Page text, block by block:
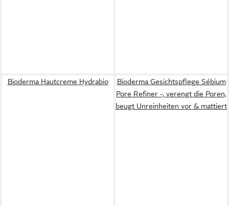
Bioderma Hautcreme Hydrabio
Bioderma Gesichtspflege Sébium
Pore Refiner -, verengt die Poren,
beugt Unreinheiten vor & mattiert